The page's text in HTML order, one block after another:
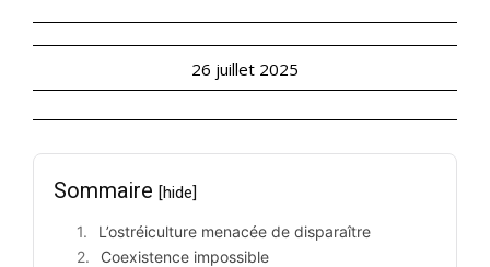
26 juillet 2025
Sommaire [hide]
L’ostréiculture menacée de disparaître
Coexistence impossible